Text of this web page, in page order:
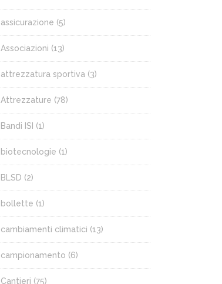
assicurazione (5)
Associazioni (13)
attrezzatura sportiva (3)
Attrezzature (78)
Bandi ISI (1)
biotecnologie (1)
BLSD (2)
bollette (1)
cambiamenti climatici (13)
campionamento (6)
Cantieri (75)